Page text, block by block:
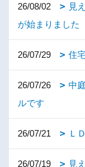
26/08/02
見
が始まりました
26/07/29 住
26/07/26
中
ルです
26/07/21 Ｌ
26/07/19 見